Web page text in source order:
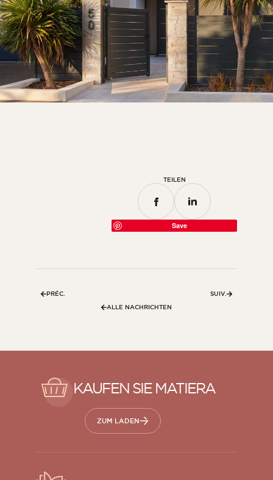
TEILEN
Save
ALLE NACHRICHTEN
PRÉC. SUIV.
KAUFEN SIE MATIERA
ZUM LADEN